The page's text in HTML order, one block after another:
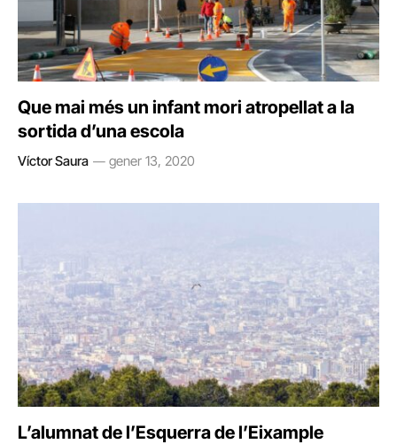
Que mai més un infant mori atropellat a la
sortida d’una escola
Víctor Saura gener 13, 2020
L’alumnat de l’Esquerra de l’Eixample